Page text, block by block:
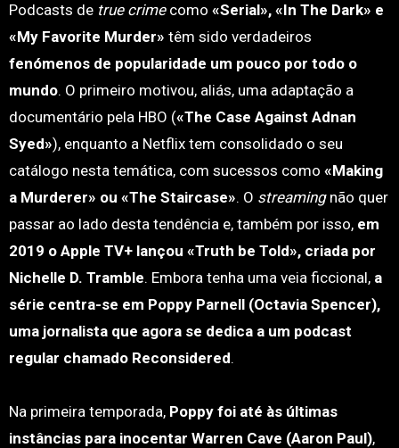
Podcasts de true crimecomo «Serial», «In The Dark» e
«My Favorite Murder» têm sido verdadeiros
fenómenos de popularidade um pouco por todo o
mundo. O primeiro motivou, aliás, uma adaptação a
documentário pela HBO («The Case Against Adnan
Syed»), enquanto a Netflix tem consolidado o seu
catálogo nesta temática, com sucessos como «Making
a Murderer» ou «The Staircase». O streamingnão quer
passar ao lado desta tendência e, também por isso, em
2019 o Apple TV+ lançou «Truth be Told», criada por
Nichelle D. Tramble. Embora tenha uma veia ficcional, a
série centra-se em Poppy Parnell (Octavia Spencer),
uma jornalista que agora se dedica a um podcast
regular chamado Reconsidered.
Na primeira temporada, Poppy foi até às últimas
instâncias para inocentar Warren Cave (Aaron Paul),